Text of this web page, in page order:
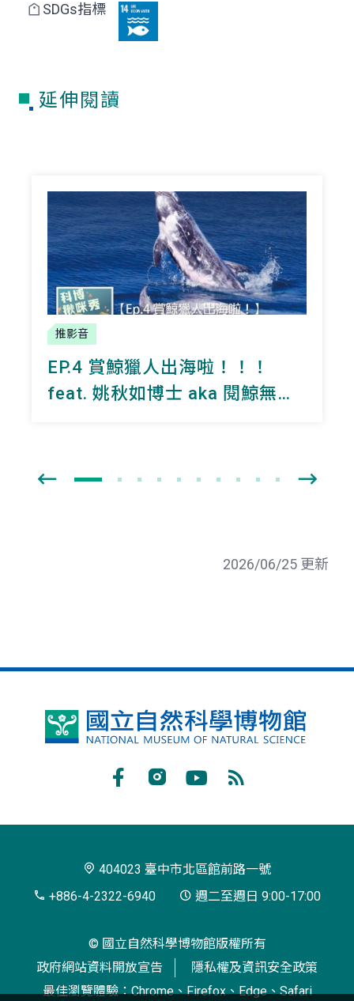
SDGs指標
延伸閱讀
推影音
EP.4 賞鯨獵人出海啦！！！
feat. 姚秋如博士 aka 閱鯨無數
2026/06/25 更新
國
博
閱
404023 臺中市北區館前路一號
+886-4-2322-6940
週二至週日 9:00-17:00
© 國立自然科學博物館版權所有
政府網站資料開放宣告
隱私權及資訊安全政策
最佳瀏覽體驗：Chrome、Firefox、Edge、Safari